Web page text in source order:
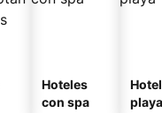
Hoteles
con spa
playa